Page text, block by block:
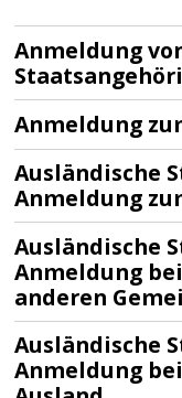
Anmeldung
Anmeldung
Ausländische
Anmeldung
Ausländische
Anmeldung
anderen
Ausländische
Anmeldung